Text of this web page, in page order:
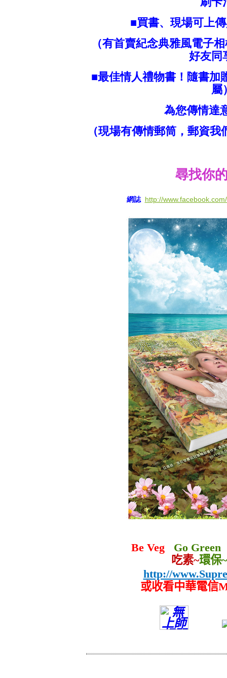
■買書、現場可上
（有首賣紀念典雅風電子
好友同
■最佳情人禮物書！隨書加
屬
為您傳情達
（現場有傳情郵筒，郵資
尋找你
網誌 http://
Be Veg Go
吃素~環保~
http://
或收看中華電信